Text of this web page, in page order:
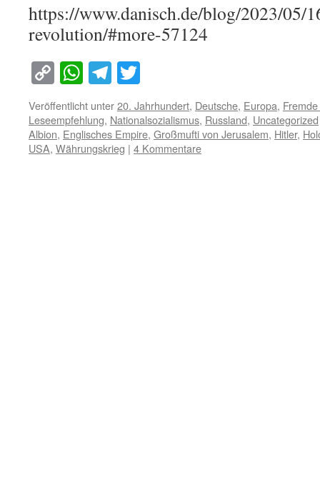
https://www.danisch.de/blog/2023/05/
revolution/#more-57124
Copy
Link
WhatsApp
Telegram
Veröffentlicht unter20. Jahrhundert, Deutsche, Europa,
Leseempfehlung, Nationalsozialismus, Russland, Uncategorized
Albion, Englisches Empire, Großmufti von Jerusalem, Hitler,
USA, Währungskrieg | 4 Kommentare